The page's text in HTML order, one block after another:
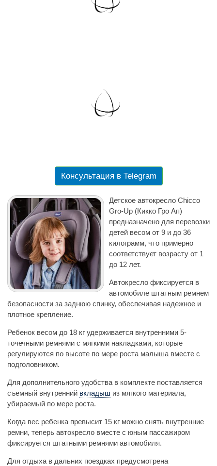
Консультация в Telegram
Детское автокресло Chicco
Gro-Up (Кикко Гро Ап)
предназначено для перевозки
детей весом от 9 и до 36
килограмм, что примерно
соответствует возрасту от 1
до 12 лет.
Автокресло фиксируется в
автомобиле штатным ремнем
безопасности за заднюю спинку, обеспечивая надежное и
плотное крепление.
Ребенок весом до 18 кг удерживается внутренними 5-
точечными ремнями с мягкими накладками, которые
регулируются по высоте по мере роста малыша вместе с
подголовником.
Для дополнительного удобства в комплекте поставляется
съемный внутренний вкладыш из мягкого материала,
убираемый по мере роста.
Когда вес ребенка превысит 15 кг можно снять внутренние
ремни, теперь автокресло вместе с юным пассажиром
фиксируется штатными ремнями автомобиля.
Для отдыха в дальних поездках предусмотрена